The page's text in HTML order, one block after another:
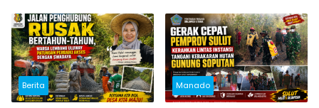
Pemerintah Daerah
Berita Manado